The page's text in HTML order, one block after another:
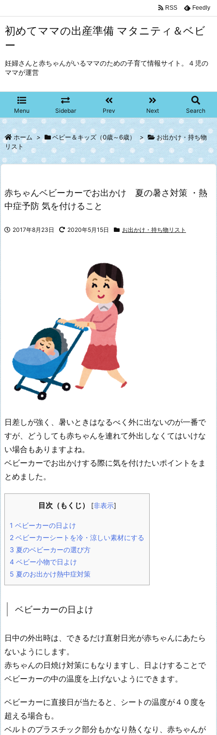
初めてママの出産準備 マタニティ＆ベビ
ー
妊婦さんと赤ちゃんがいるママのための子育て情報サイト。４児の
ママが運営
Menu Sidebar Prev Next Search
RSS Feedly
ホーム > ベビー＆キッズ（0歳～6歳） >
お出かけ・持ち物
リスト
赤ちゃんベビーカーでお出かけ 夏の暑さ対策 ・熱
中症予防 気を付けること
2017年8月23日 2020年5月15日 お出かけ・持ち物リスト
日差しが強く、暑いときはなるべく外に出ないのが一番で
すが、どうしても赤ちゃんを連れて外出しなくてはいけな
い場合もありますよね。
ベビーカーでお出かけする際に気を付けたいポイントをま
とめました。
目次（もくじ） [非表示]
1 ベビーカーの日よけ
2 ベビーカーシートを冷・涼しい素材にする
3 夏のベビーカーの選び方
4 ベビー小物で日よけ
5 夏のお出かけ熱中症対策
ベビーカーの日よけ
日中の外出時は、できるだけ直射日光が赤ちゃんにあたら
ないようにします。
赤ちゃんの日焼け対策にもなりますし、日よけすることで
ベビーカーの中の温度を上げないようにできます。
ベビーカーに直接日が当たると、シートの温度が４０度を
超える場合も。
ベルトのプラスチック部分もかなり熱くなり、赤ちゃんが